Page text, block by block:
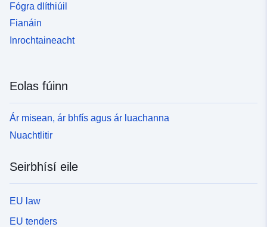
Fógra dlíthiúil
Fianáin
Inrochtaineacht
Eolas fúinn
Ár misean, ár bhfís agus ár luachanna
Nuachtlitir
Seirbhísí eile
EU law
EU tenders